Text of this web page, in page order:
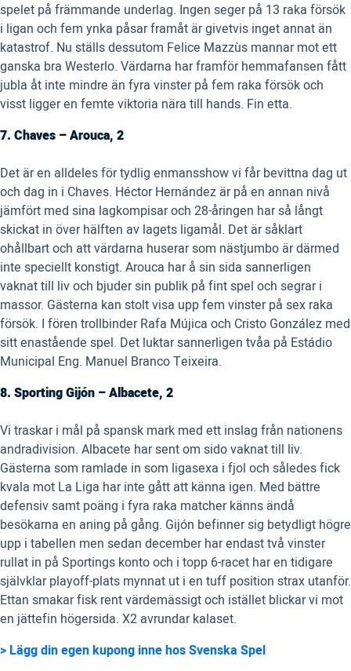
spelet på främmande underlag. Ingen seger på 13 raka försök
i ligan och fem ynka påsar framåt är givetvis inget annat än
katastrof. Nu ställs dessutom Felice Mazzùs mannar mot ett
ganska bra Westerlo. Värdarna har framför hemmafansen fått
jubla åt inte mindre än fyra vinster på fem raka försök och
visst ligger en femte viktoria nära till hands. Fin etta.
7. Chaves – Arouca, 2
Det är en alldeles för tydlig enmansshow vi får bevittna dag ut
och dag in i Chaves. Héctor Hernández är på en annan nivå
jämfört med sina lagkompisar och 28-åringen har så långt
skickat in över hälften av lagets ligamål. Det är såklart
ohållbart och att värdarna huserar som nästjumbo är därmed
inte speciellt konstigt. Arouca har å sin sida sannerligen
vaknat till liv och bjuder sin publik på fint spel och segrar i
massor. Gästerna kan stolt visa upp fem vinster på sex raka
försök. I fören trollbinder Rafa Mújica och Cristo González med
sitt enastående spel. Det luktar sannerligen tvåa på Estádio
Municipal Eng. Manuel Branco Teixeira.
8. Sporting Gijón – Albacete, 2
Vi traskar i mål på spansk mark med ett inslag från nationens
andradivision. Albacete har sent om sido vaknat till liv.
Gästerna som ramlade in som ligasexa i fjol och således fick
kvala mot La Liga har inte gått att känna igen. Med bättre
defensiv samt poäng i fyra raka matcher känns ändå
besökarna en aning på gång. Gijón befinner sig betydligt högre
upp i tabellen men sedan december har endast två vinster
rullat in på Sportings konto och i topp 6-racet har en tidigare
självklar playoff-plats mynnat ut i en tuff position strax utanför.
Ettan smakar fisk rent värdemässigt och istället blickar vi mot
en jättefin högersida. X2 avrundar kalaset.
> Lägg din egen kupong inne hos Svenska Spel